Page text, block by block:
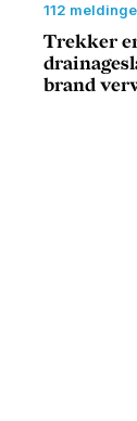
112
Trekker
brand